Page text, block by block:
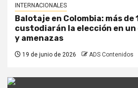
INTERNACIONALES
Balotaje en Colombia: más
custodiarán la elección en
y amenazas
19 de junio de 2026 ADS Contenidos